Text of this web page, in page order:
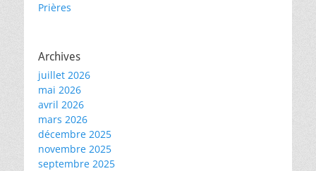
Prières
Archives
juillet 2026
mai 2026
avril 2026
mars 2026
décembre 2025
novembre 2025
septembre 2025